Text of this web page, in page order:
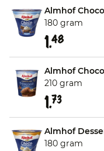
Almhof
180 gram
1.48
Almhof
210 gram
1.73
Almhof
180 gram